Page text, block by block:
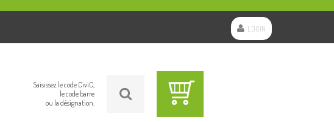
LOGIN
Saisissez le code CiviC,
le code barre
ou la désignation.